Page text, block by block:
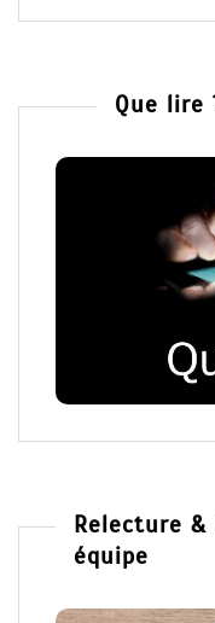
Que lire
Relecture
équipe